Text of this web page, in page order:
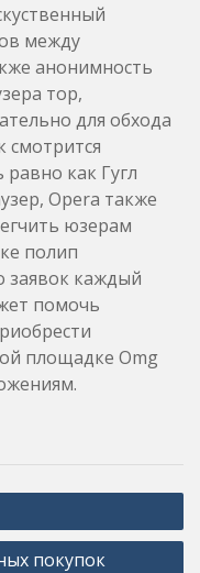
между
анонимность
тор,
для обхода
как Гугл
Opera также
юзерам
полип
заявок каждый
помочь
площадке Omg
покупок